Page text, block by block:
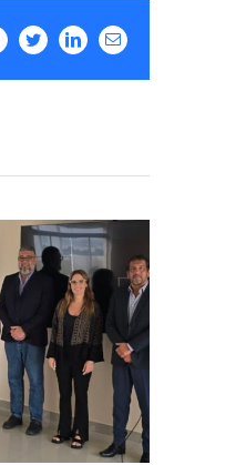
TwitterLinkedInEmail